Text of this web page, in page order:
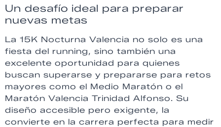
Un desafío ideal para preparar
nuevas metas
La 15K Nocturna Valencia no solo es una
fiesta del running, sino también una
excelente oportunidad para quienes
buscan superarse y prepararse para retos
mayores como el Medio Maratón o el
Maratón Valencia Trinidad Alfonso. Su
diseño accesible pero exigente, la
convierte en la carrera perfecta para medir